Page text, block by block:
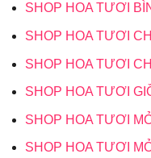
SHOP HOA TƯƠI
SHOP HOA TƯƠI
SHOP HOA TƯƠI
SHOP HOA TƯƠI
SHOP HOA TƯƠI
SHOP HOA TƯƠI